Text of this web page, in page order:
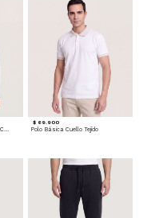
$ 69.900
Polo Básica Cuello Tejido